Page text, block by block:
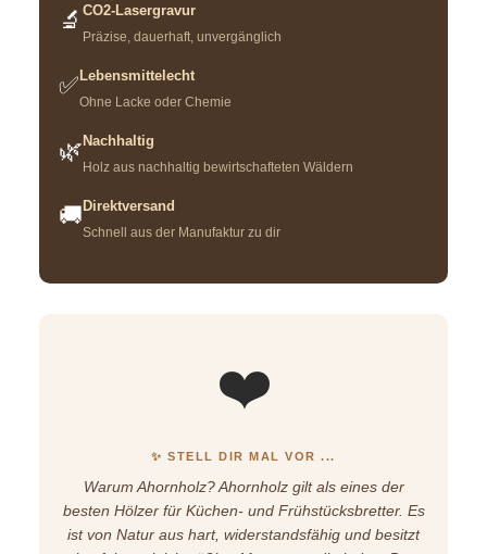
❤️
✨ STELL DIR MAL VOR ...
Warum Ahornholz? Ahornholz gilt als eines der
besten Hölzer für Küchen- und Frühstücksbretter. Es
ist von Natur aus hart, widerstandsfähig und besitzt
🔬 CO2-Lasergravur
Präzise, dauerhaft, unvergänglich
✅ Lebensmittelecht
Ohne Lacke oder Chemie
🌿 Nachhaltig
Holz aus nachhaltig bewirtschafteten Wäldern
🚚 Direktversand
Schnell aus der Manufaktur zu dir